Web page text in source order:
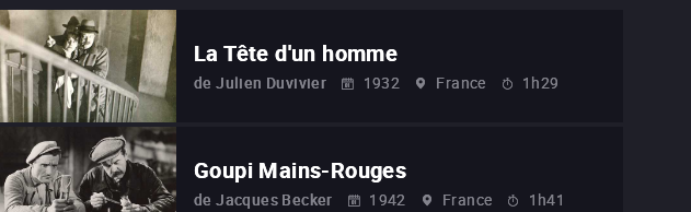
La Tête d'un homme
de Julien Duvivier 1932 France 1h29
Goupi Mains-Rouges
de Jacques Becker 1942 France 1h41